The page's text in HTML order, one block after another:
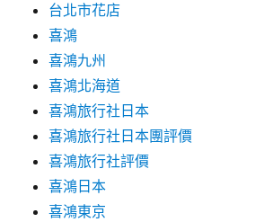
台北市花店
喜鴻
喜鴻九州
喜鴻北海道
喜鴻旅行社日本
喜鴻旅行社日本團評價
喜鴻旅行社評價
喜鴻日本
喜鴻東京